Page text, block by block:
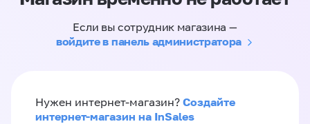
Если вы сотрудник магазина —
войдите в панель администратора
Нужен интернет-магазин? Создайте
интернет-магазин на InSales